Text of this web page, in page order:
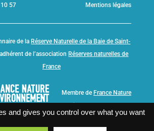
57
Mentions légales
de la Réserve Naturelle de la Baie de Saint-
de l’association Réserves naturelles de
France
Membre de France Nature
and gives you control over what you want